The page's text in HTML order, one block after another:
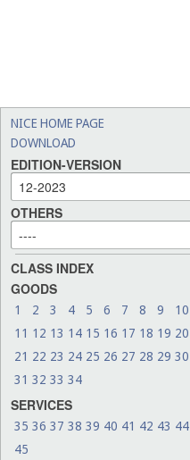
NICE HOME PAGE
DOWNLOAD
EDITION-VERSION
OTHERS
CLASS INDEX
GOODS
1 2 3 4 5 6 7 8 9
10
11 12 13 14 15 16 17 18 19 20
21 22 23 24 25 26 27 28 29 30
31 32 33 34
SERVICES
35 36 37 38 39 40 41 42 43 44
45